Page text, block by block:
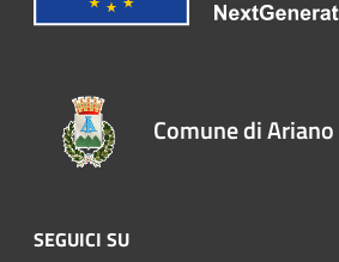
Comune di
SEGUICI SU